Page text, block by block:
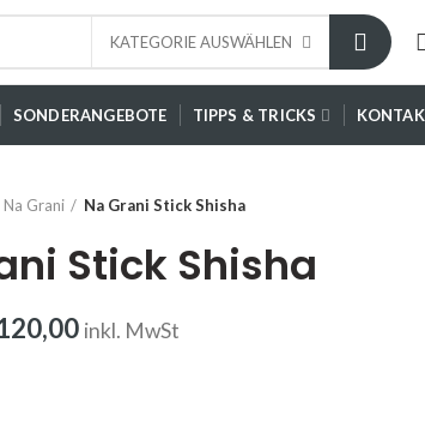
KATEGORIE AUSWÄHLEN
SONDERANGEBOTE TIPPS & TRICKS
Na Grani Na Grani Stick Shisha
Stick Shisha
Aktueller
inkl. MwSt